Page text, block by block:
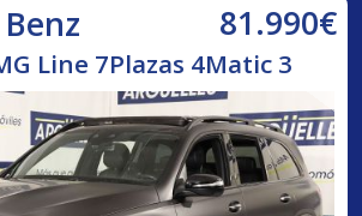
81.990€
Line 7Plazas 4Matic 3